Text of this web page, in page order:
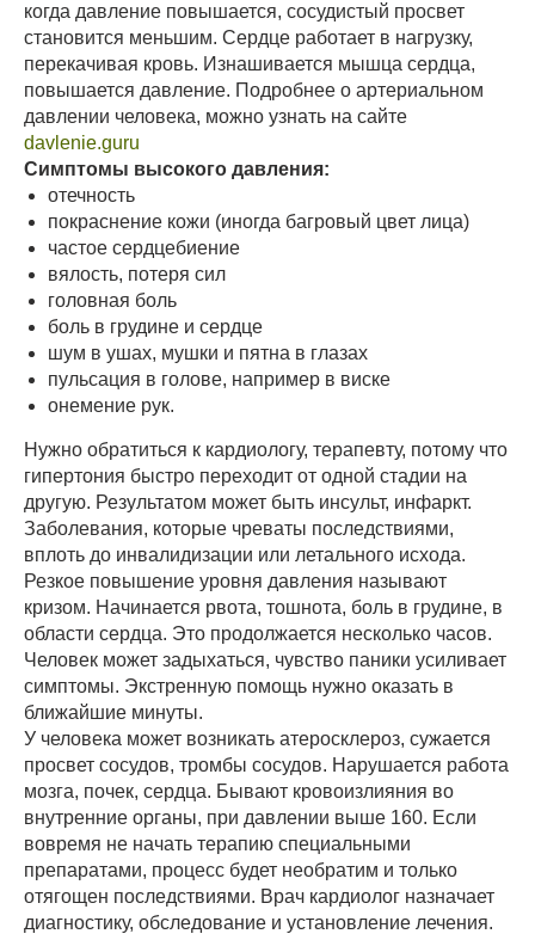
когда давление повышается, сосудистый просвет
становится меньшим. Сердце работает в нагрузку,
перекачивая кровь. Изнашивается мышца сердца,
повышается давление. Подробнее о артериальном
давлении человека, можно узнать на сайте
davlenie.guru
Симптомы высокого давления:
отечность
покраснение кожи (иногда багровый цвет лица)
частое сердцебиение
вялость, потеря сил
головная боль
боль в грудине и сердце
шум в ушах, мушки и пятна в глазах
пульсация в голове, например в виске
онемение рук.
Нужно обратиться к кардиологу, терапевту, потому что
гипертония быстро переходит от одной стадии на
другую. Результатом может быть инсульт, инфаркт.
Заболевания, которые чреваты последствиями,
вплоть до инвалидизации или летального исхода.
Резкое повышение уровня давления называют
кризом. Начинается рвота, тошнота, боль в грудине, в
области сердца. Это продолжается несколько часов.
Человек может задыхаться, чувство паники усиливает
симптомы. Экстренную помощь нужно оказать в
ближайшие минуты.
У человека может возникать атеросклероз, сужается
просвет сосудов, тромбы сосудов. Нарушается работа
мозга, почек, сердца. Бывают кровоизлияния во
внутренние органы, при давлении выше 160. Если
вовремя не начать терапию специальными
препаратами, процесс будет необратим и только
отягощен последствиями. Врач кардиолог назначает
диагностику, обследование и установление лечения.